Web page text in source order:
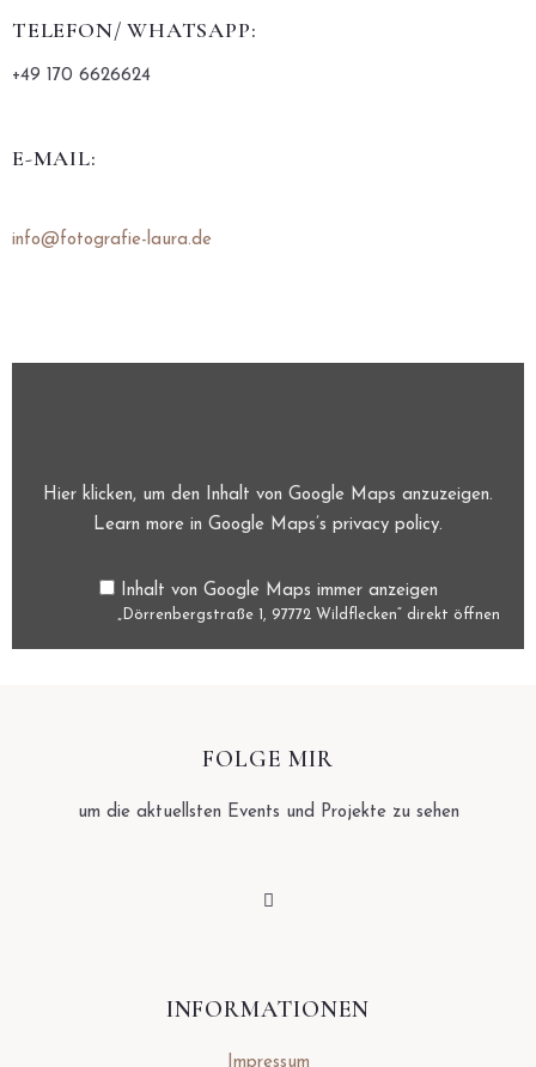
TELEFON/ WHATSAPP:
+49 170 6626624
E-MAIL:
info@fotografie-laura.de
Hier klicken, um den Inhalt von Google Maps anzuzeigen.
Learn more in Google Maps’s privacy policy.
Inhalt von Google Maps immer anzeigen
„Dörrenbergstraße 1, 97772 Wildflecken“ direkt öffnen
FOLGE MIR
um die aktuellsten Events und Projekte zu sehen
INFORMATIONEN
Impressum